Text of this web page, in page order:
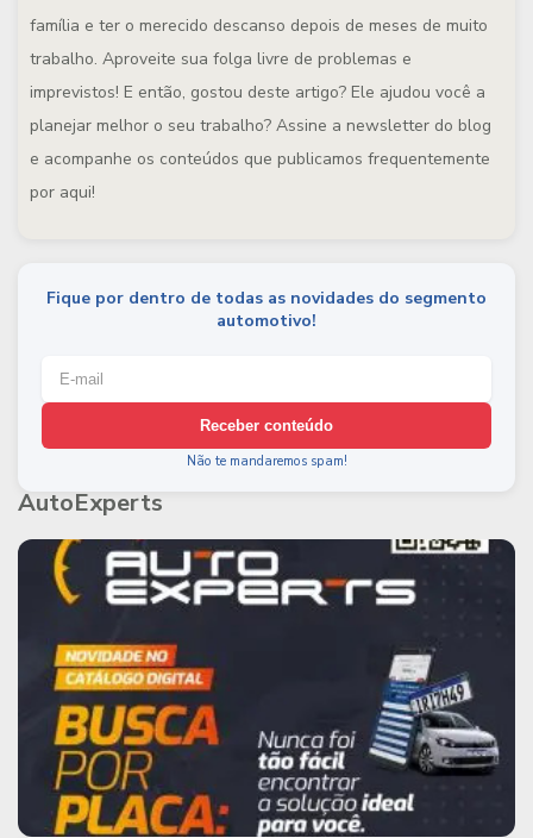
família e ter o merecido descanso depois de meses de muito
trabalho. Aproveite sua folga livre de problemas e
imprevistos! E então, gostou deste artigo? Ele ajudou você a
planejar melhor o seu trabalho? Assine a newsletter do blog
e acompanhe os conteúdos que publicamos frequentemente
por aqui!
Fique por dentro de todas as novidades do segmento
automotivo!
Receber conteúdo
Não te mandaremos spam!
AutoExperts